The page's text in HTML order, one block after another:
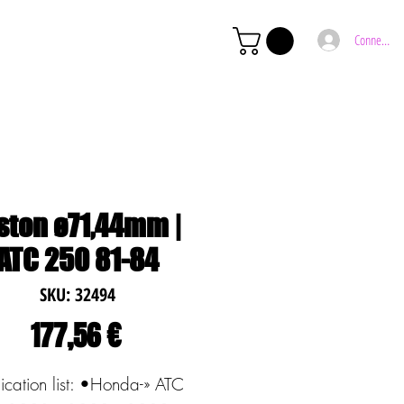
Connexion
ø71,44mm |
250 81-84
SKU: 32494
177,56 €Preço
list: •Honda-» ATC